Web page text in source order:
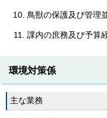
鳥獣の保護及び管理
課内の庶務及び予算
環境対策係
主な業務